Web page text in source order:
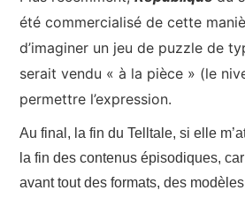
été commercialisé de cette
d’imaginer un jeu de puzzle de
serait vendu « à la pièce » (le
permettre l’expression.
Au final, la fin du Telltale, si elle
la fin des contenus épisodiques,
avant tout des formats, des